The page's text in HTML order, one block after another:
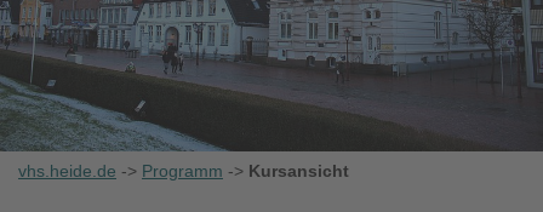
vhs.heide.de -> Programm -> Kursansicht